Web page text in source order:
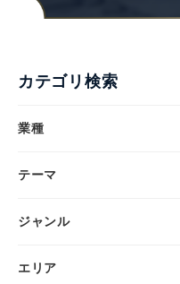
カテゴリ検索
業種
テーマ
ジャンル
エリア